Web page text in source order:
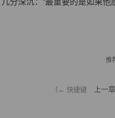
深沉：“最重要的是如果他
推
（← 快捷键 上一章